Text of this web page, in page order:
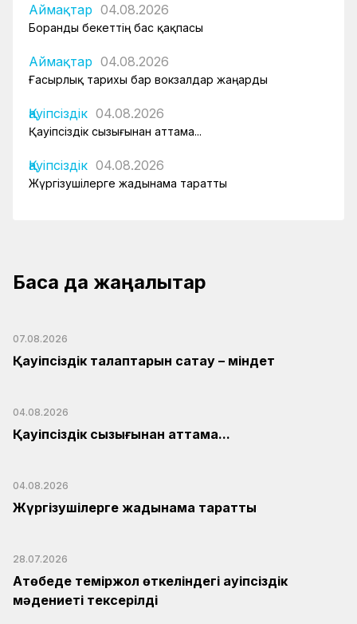
Аймақтар 04.08.2026
Боранды бекеттің бас қақпасы
Аймақтар 04.08.2026
Ғасырлық тарихы бар вокзалдар жаңарды
Қауіпсіздік 04.08.2026
Қауіпсіздік сызығынан аттама...
Қауіпсіздік 04.08.2026
Жүргізушілерге жадынама таратты
Басқа да жаңалықтар
07.08.2026
Қауіпсіздік талаптарын сақтау – міндет
04.08.2026
Қауіпсіздік сызығынан аттама...
04.08.2026
Жүргізушілерге жадынама таратты
28.07.2026
Ақтөбеде теміржол өткеліндегі қауіпсіздік
мәдениеті тексерілді